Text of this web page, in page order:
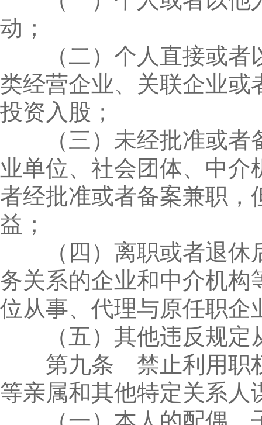
动；
（二）个人直接或者
类经营企业、关联企业或
投资入股；
（三）未经批准或者
业单位、社会团体、中
者经批准或者备案兼职，
益；
（四）离职或者退休
务关系的企业和中介机构
位从事、代理与原任职企
（五）其他违反规定
第九条 禁止利用职权
等亲属和其他特定关系人